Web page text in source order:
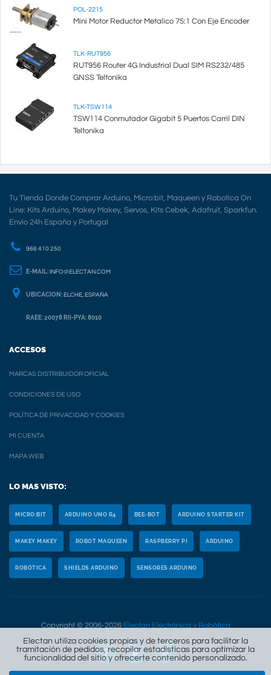
POL-2215
Mini Motor Reductor Metalico 75:1 Con Eje Encoder
TLK-RUT956
RUT956 Router 4G Industrial Dual SIM RS232/485
GNSS Teltonika
TLK-TSW114
TSW114 Conmutador Gigabit 5 Puertos Carril DIN
Teltonika
Tu Tienda Donde Comprar Arduino, Micro:bit, Maqueen y Robotica On
Line: Kits Arduino, Makey Makey, Servos, Kits Cebek, Adafruit, Sparkfun.
Envio 24h España y Portugal
966 410 250
E-MAIL: INFO@ELECTAN.COM
UBICACION: ELCHE, ESPAÑA
RAEE: 20078 RII-PYA: 8010
ACCESOS
MARCAS DISTRIBUIDOR OFICIAL
CONDICIONES DE USO
POLÍTICA DE PRIVACIDAD Y COOKIES
MI CUENTA
MAPA WEB
LO MAS VISTO:
MICRO:BIT ARDUINO UNO R4 BEE-BOT ARDUINO STARTER KIT
MAKEY MAKEY ROBOT MAQUEEN RASPBERRY PI ARDUINO
ROBÓTICA SHIELDS ARDUINO SENSORES ARDUINO
Copyright © 2006-2026 Electan Electrónica y Robótica
Electan utiliza cookies propias y de terceros para facilitar la
tramitación de pedidos, recopilar estadísticas para optimizar la
funcionalidad del sitio y ofrecerte contenido personalizado.